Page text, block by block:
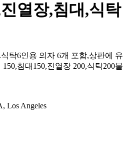
열장,침대,식탁
탁6인용 의자 6개 포함,상판에 유
침대150,진열장 200,식탁200불
Los Angeles